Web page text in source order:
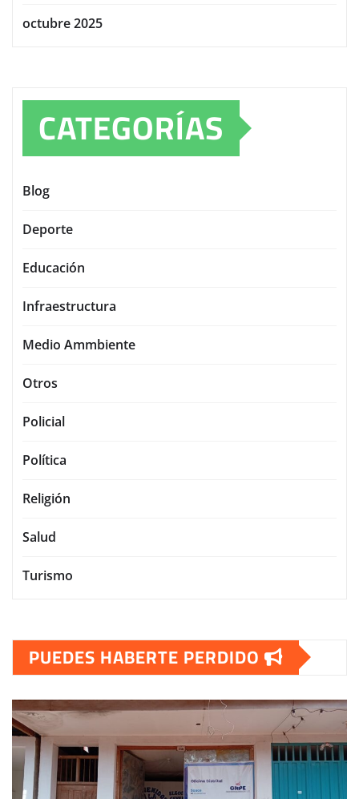
octubre 2025
CATEGORÍAS
Blog
Deporte
Educación
Infraestructura
Medio Ammbiente
Otros
Policial
Política
Religión
Salud
Turismo
PUEDES HABERTE PERDIDO